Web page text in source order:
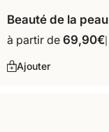
Beauté de la peau
à partir de 69,90€
Ajouter